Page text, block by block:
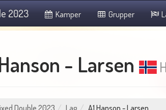
2023 Kamper Grupper
- Larsen
Double 2023 Lag A1 Hanson - Larsen